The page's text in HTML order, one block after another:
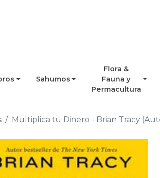
Sahumos
Flora &
Fauna y
Permacultura
Multiplica tu Dinero - Brian Tracy